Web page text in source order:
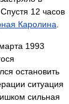
12 часов
Каролина.
1993
остановить
ситуация
сильная